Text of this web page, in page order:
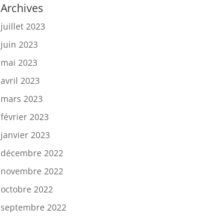
Archives
juillet 2023
juin 2023
mai 2023
avril 2023
mars 2023
février 2023
janvier 2023
décembre 2022
novembre 2022
octobre 2022
septembre 2022